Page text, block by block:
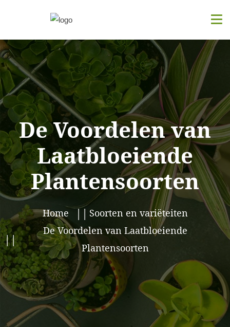
De Voordelen van
Laatbloeiende
Plantensoorten
Home
Soorten en variëteiten
De Voordelen van Laatbloeiende
Plantensoorten